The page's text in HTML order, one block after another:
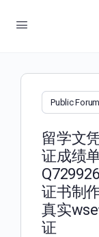
Public Forum
留学文
证成绩
证书制
真实
证